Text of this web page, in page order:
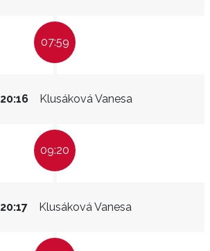
07:59
Klusáková Vanesa
20:16
09:20
Klusáková Vanesa
20:17